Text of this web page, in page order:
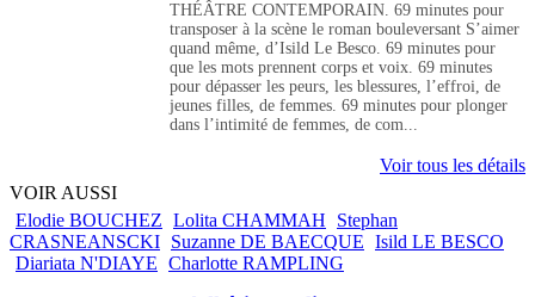
THÉÂTRE CONTEMPORAIN. 69 minutes pour
transposer à la scène le roman bouleversant S’aimer
quand même, d’Isild Le Besco. 69 minutes pour
que les mots prennent corps et voix. 69 minutes
pour dépasser les peurs, les blessures, l’effroi, de
jeunes filles, de femmes. 69 minutes pour plonger
dans l’intimité de femmes, de com...
Voir tous les détails
VOIR AUSSI
Elodie BOUCHEZ Lolita CHAMMAH
Stephan
CRASNEANSCKI Suzanne DE BAECQUE Isild LE BESCO
Diariata N'DIAYE Charlotte RAMPLING